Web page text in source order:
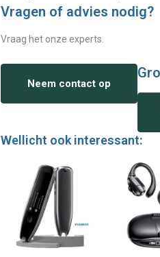
Vragen of advies nodig?
Vraag het onze experts.
Neem contact op
Wellicht ook interessant: